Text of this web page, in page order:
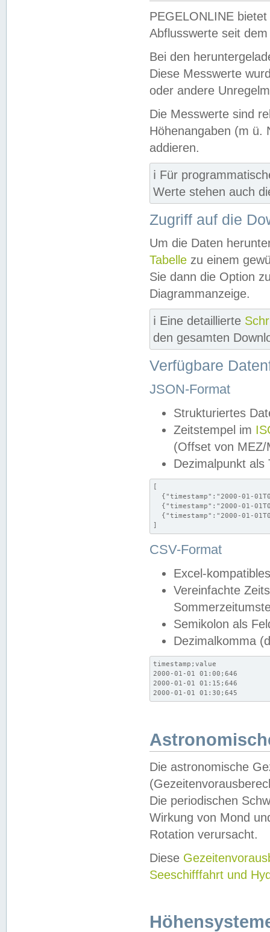
PEGELONLINE
Abflusswerte seit
Bei den
Diese Messwerte
oder andere
Die Messwerte sind
Höhenangaben (m ü.
addieren.
ℹ️ Für
Werte stehen auch
Zugriff auf die
Um die Daten
Tabelle zu einem
Sie dann die Option
Diagrammanzeige.
ℹ️ Eine detaillierte
den gesamten
Verfügbare
JSON-Format
Strukturiertes
Zeitstempel im
(Offset von MEZ/
Dezimalpunkt als
[
{"timestamp":"2000-01-
{"timestamp":"2000-01-
{"timestamp":"2000-01-
]
CSV-Format
Excel-
Vereinfachte
Semikolon als
Dezimalkomma
timestamp;value
2000-01-01 01:00;646
2000-01-01 01:15;646
2000-01-01 01:30;645
Die astronomische
Die periodischen
Wirkung von Mond
Rotation verursacht.
Diese
Seeschifffahrt und